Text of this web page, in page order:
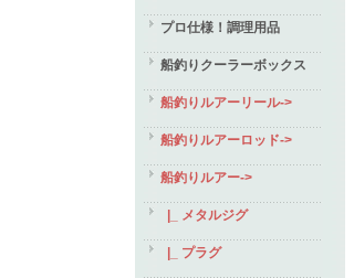
プロ仕様！調理用品
船釣りクーラーボックス
船釣りルアーリール->
船釣りルアーロッド->
船釣りルアー->
|_ メタルジグ
|_ プラグ